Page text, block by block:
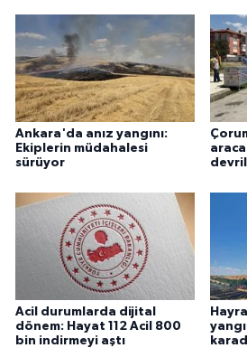
Ankara'da anız yangını:
Ekiplerin müdahalesi
sürüyor
Acil durumlarda dijital
dönem: Hayat 112 Acil 800
bin indirmeyi aştı